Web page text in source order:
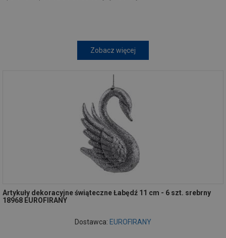
Zobacz więcej
Artykuły dekoracyjne świąteczne Łabędź 11 cm - 6 szt. srebrny
18968 EUROFIRANY
Dostawca: EUROFIRANY